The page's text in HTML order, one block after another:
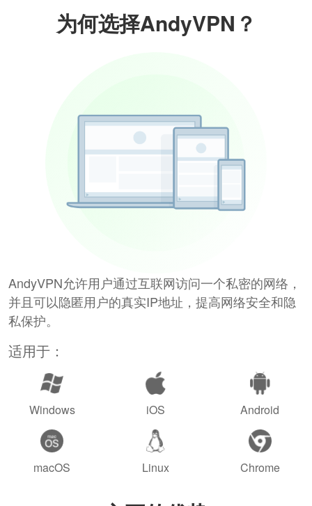
为何选择AndyVPN？
AndyVPN允许用户通过互联网访问一个私密的网络，
并且可以隐匿用户的真实IP地址，提高网络安全和隐
私保护。
适用于：
Windows iOS Android
macOS Linux Chrome